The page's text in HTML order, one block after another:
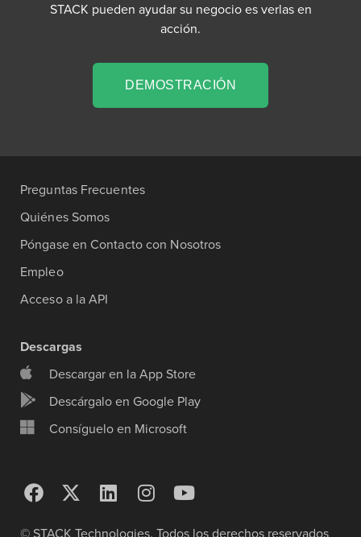
STACK pueden ayudar su negocio es verlas en
acción.
DEMOSTRACIÓN
© STACK Technologies. Todos los derechos reservados
Preguntas Frecuentes
Quiénes Somos
Póngase en Contacto con Nosotros
Empleo
Acceso a la API
Descargas
Descargar en la App Store
Descárgalo en Google Play
Consíguelo en Microsoft